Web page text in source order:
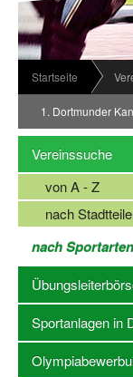
Datenschutz
Wir über uns
News
Termine
Newsletter
Vereine
Startseite
1. Dortmunder
Vereinssuche
von A - Z
nach
nach Sportarten
Sportanlagen in